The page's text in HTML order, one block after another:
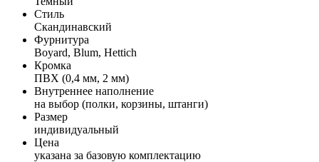
Стиль
Скандинавский
Фурнитура
Boyard, Blum, Hettich
Кромка
ПВХ (0,4 мм, 2 мм)
Внутреннее наполнение
на выбор (полки, корзины, штанги)
Размер
индивидуальный
Цена
указана за базовую комплектацию